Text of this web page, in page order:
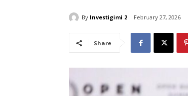
By Investigimi 2 February 27, 2026
Share